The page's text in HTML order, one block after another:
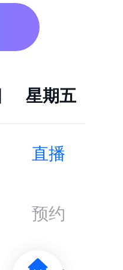
星期五
回看
回看
直播
预约